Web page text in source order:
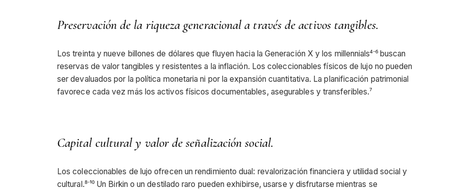
Preservación de la riqueza generacional a través de activos tangibles.
Los treinta y nueve billones de dólares que fluyen hacia la Generación X y los millennials⁴⁻⁶ buscan
reservas de valor tangibles y resistentes a la inflación. Los coleccionables físicos de lujo no pueden
ser devaluados por la política monetaria ni por la expansión cuantitativa. La planificación patrimonial
favorece cada vez más los activos físicos documentables, asegurables y transferibles.⁷
Capital cultural y valor de señalización social.
Los coleccionables de lujo ofrecen un rendimiento dual: revalorización financiera y utilidad social y
cultural.⁸⁻¹⁰ Un Birkin o un destilado raro pueden exhibirse, usarse y disfrutarse mientras se